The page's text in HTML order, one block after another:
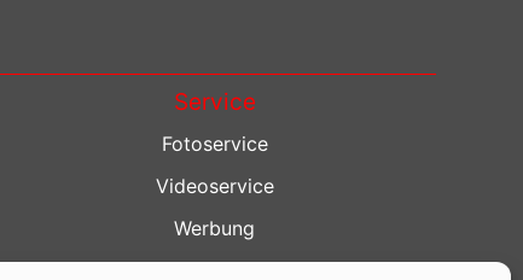
Service
Fotoservice
Videoservice
Werbung